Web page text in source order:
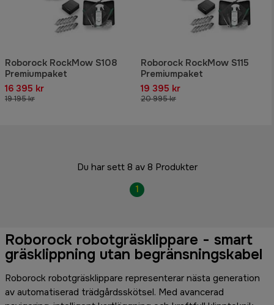
Roborock RockMow S108
Premiumpaket
16 395 kr
19 195 kr
Roborock RockMow S115
Premiumpaket
19 395 kr
20 995 kr
Du har sett 8 av 8 Produkter
1
Roborock robotgräsklippare - smart
gräsklippning utan begränsningskabel
Roborock robotgräsklippare representerar nästa generation
av automatiserad trädgårdsskötsel. Med avancerad